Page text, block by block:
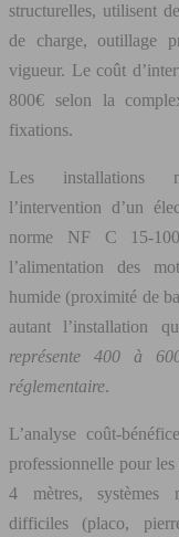
structurelles, utilisent
de charge, outillage
vigueur. Le coût
800€ selon la
fixations.
Les installations
l’intervention d’un
norme NF C 15-
l’alimentation des
humide (proximité de
autant l’installation
représente 400 à
réglementaire.
L’analyse coût-
professionnelle pour
4 mètres, systèmes
difficiles (placo,